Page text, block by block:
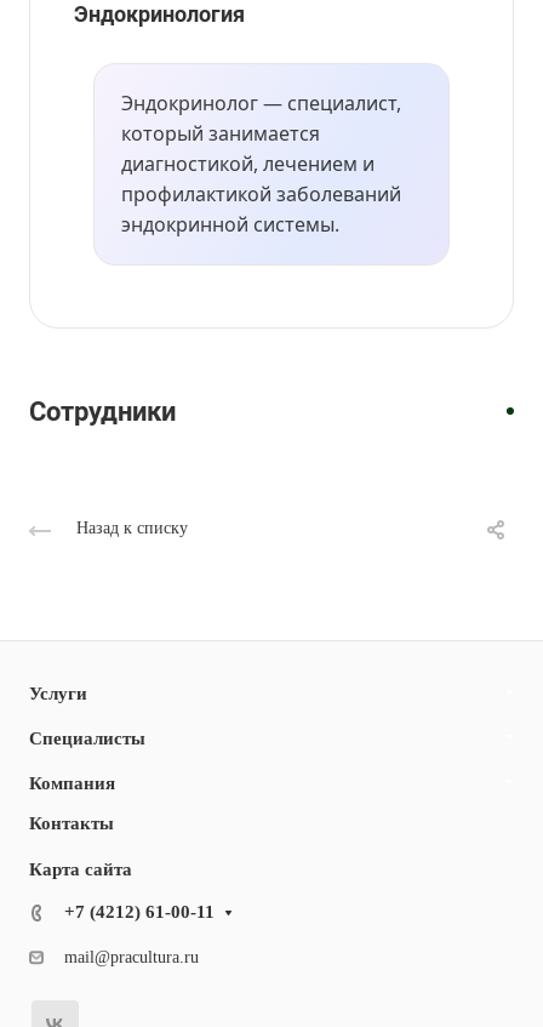
Эндокринология
Эндокринолог — специалист,
который занимается
диагностикой, лечением и
профилактикой заболеваний
эндокринной системы.
Сотрудники
Николаевна
Викторовна
Владимировна
Юрьевна
Назад к списку
Услуги
Специалисты
Компания
Контакты
Карта сайта
+7 (4212) 61-00-11
mail@pracultura.ru